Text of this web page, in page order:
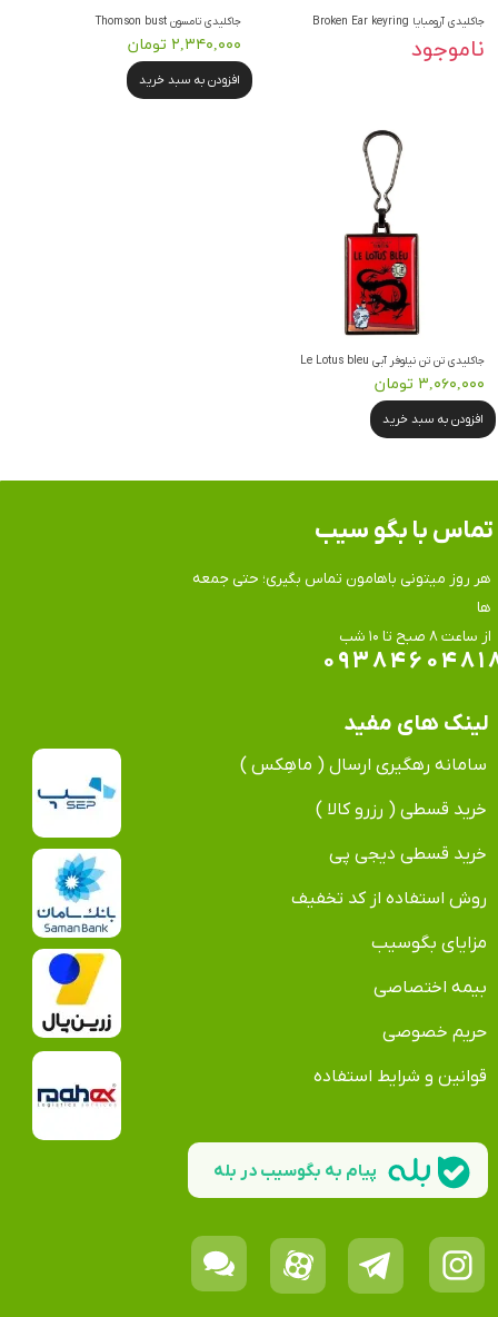
جاکلیدی آرومبایا Broken Ear keyring
ناموجود
جاکلیدی تامسون Thomson bust
۲,۳۴۰,۰۰۰ تومان
افزودن به سبد خرید
جاکلیدی تن تن نیلوفر آبی Le Lotus bleu
۳,۰۶۰,۰۰۰ تومان
افزودن به سبد خرید
هر روز میتونی باهامون تماس بگیری؛ حتی جمعه
ها
​​​​​​​از ساعت ۸ صبح تا ۱۰ شب
تماس​​​​​​​ با بگو سیب
لینک های مفید
سامانه رهگیری ارسال ( ماهِکس )
خرید قسطی ( رزرو کالا )
خرید قسطی دیجی پی
روش استفاده از کد تخفیف
مزایای بگوسیب
بیمه اختصاصی
حریم خصوصی
قوانین و شرایط استفاده
پیام به بگوسیب در بله